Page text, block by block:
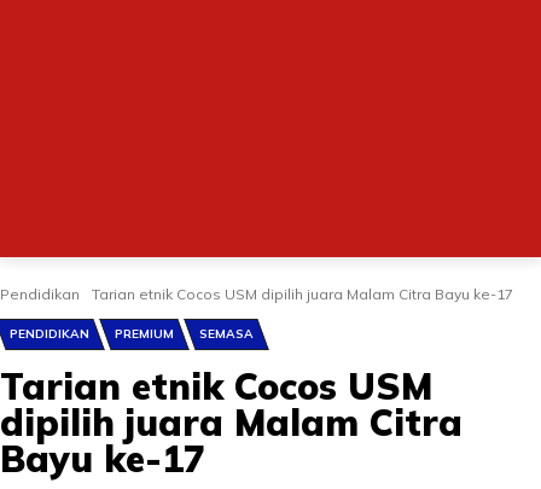
Pendidikan Tarian etnik Cocos USM dipilih juara Malam Citra Bayu ke-17
PENDIDIKAN PREMIUM SEMASA
Tarian etnik Cocos USM
dipilih juara Malam Citra
Bayu ke-17